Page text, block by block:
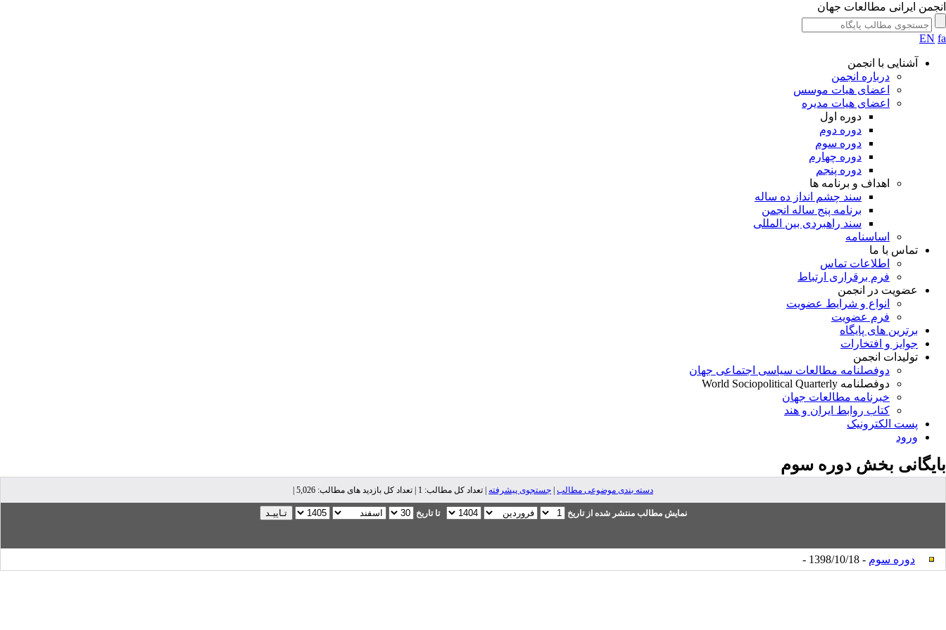
انجمن ایرانی مطالعات جهان
EN fa
آشنایی با انجمن
درباره انجمن
اعضای هیات موسس
اعضای هیات مدیره
دوره اول
دوره دوم
دوره سوم
دوره چهارم
دوره پنجم
اهداف و برنامه ها
سند چشم انداز ده ساله
برنامه پنج ساله انجمن
سند راهبردی بین المللی
اساسنامه
تماس با ما
اطلاعات تماس
فرم برقراری ارتباط
عضویت در انجمن
انواع و شرایط عضویت
فرم عضویت
برترین های پایگاه
جوایز و افتخارات
تولیدات انجمن
دوفصلنامه مطالعات سیاسی اجتماعی جهان
دوفصلنامه World Sociopolitical Quarterly
خبرنامه مطالعات جهان
کتاب روابط ایران و هند
پست الکترونیک
ورود
بایگانی بخش دوره سوم
دسته بندی موضوعی مطالب جستجوی پیشرفته | تعداد کل مطالب: 1 | تعداد کل بازدید های مطالب: 5,026 |
نمایش مطالب منتشر شده از تاریخ تا تاریخ
دوره سوم - 1398/10/18 -